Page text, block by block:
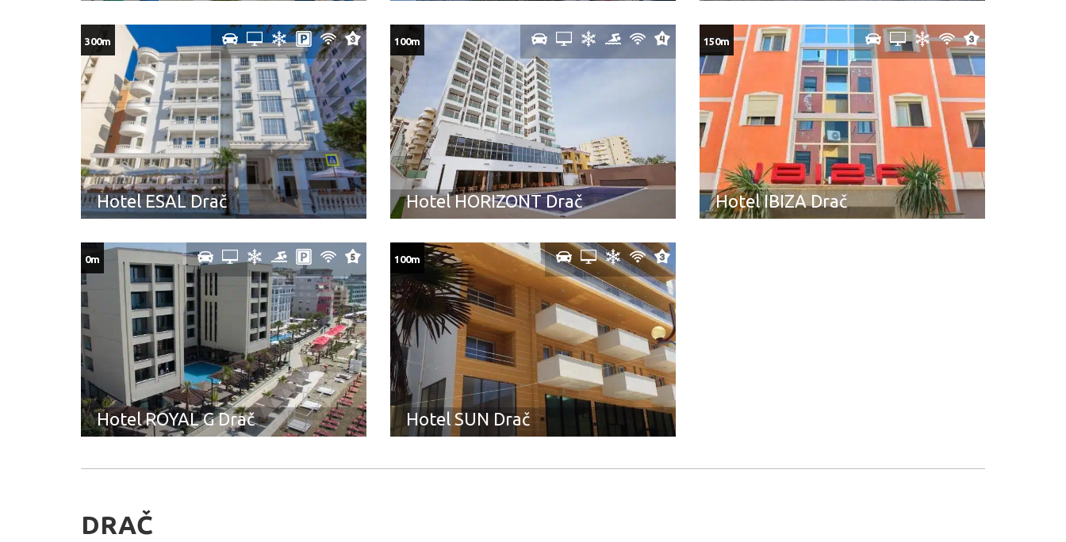
Hotel ESAL Drač
300m
Hotel HORIZONT Drač
100m
Hotel IBIZA Drač
150m
Hotel ROYAL G Drač
0m
Hotel SUN Drač
100m
DRAČ